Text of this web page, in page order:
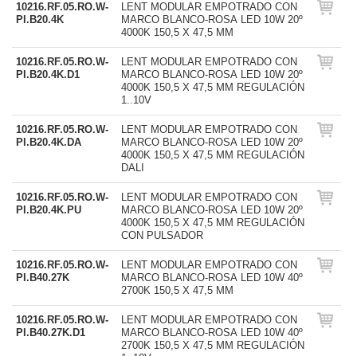
10216.RF.05.RO.W-
PI.B20.4K
LENT MODULAR EMPOTRADO CON
MARCO BLANCO-ROSA LED 10W 20º
4000K 150,5 X 47,5 MM
10216.RF.05.RO.W-
PI.B20.4K.D1
LENT MODULAR EMPOTRADO CON
MARCO BLANCO-ROSA LED 10W 20º
4000K 150,5 X 47,5 MM REGULACIÓN
1..10V
10216.RF.05.RO.W-
PI.B20.4K.DA
LENT MODULAR EMPOTRADO CON
MARCO BLANCO-ROSA LED 10W 20º
4000K 150,5 X 47,5 MM REGULACIÓN
DALI
10216.RF.05.RO.W-
PI.B20.4K.PU
LENT MODULAR EMPOTRADO CON
MARCO BLANCO-ROSA LED 10W 20º
4000K 150,5 X 47,5 MM REGULACIÓN
CON PULSADOR
10216.RF.05.RO.W-
PI.B40.27K
LENT MODULAR EMPOTRADO CON
MARCO BLANCO-ROSA LED 10W 40º
2700K 150,5 X 47,5 MM
10216.RF.05.RO.W-
PI.B40.27K.D1
LENT MODULAR EMPOTRADO CON
MARCO BLANCO-ROSA LED 10W 40º
2700K 150,5 X 47,5 MM REGULACIÓN